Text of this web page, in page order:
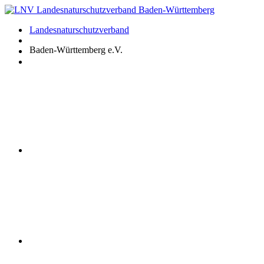
Zum
springenLandesnaturschutzverband
Baden-Württemberg e.V.